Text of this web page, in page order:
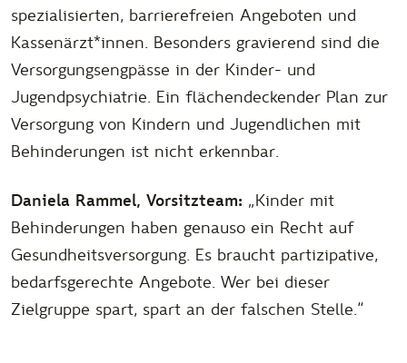
spezialisierten, barrierefreien Angeboten und
Kassenärzt*innen. Besonders gravierend sind die
Versorgungsengpässe in der Kinder- und
Jugendpsychiatrie. Ein flächendeckender Plan zur
Versorgung von Kindern und Jugendlichen mit
Behinderungen ist nicht erkennbar.
Daniela Rammel, Vorsitzteam: „Kinder mit
Behinderungen haben genauso ein Recht auf
Gesundheitsversorgung. Es braucht partizipative,
bedarfsgerechte Angebote. Wer bei dieser
Zielgruppe spart, spart an der falschen Stelle.“